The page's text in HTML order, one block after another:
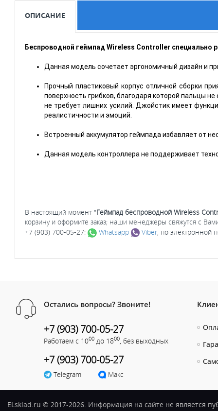
ОПИСАНИЕ
Беспроводной геймпад Wireless Controller специально
Данная модель сочетает эргономичный дизайн и
Прочный пластиковый корпус отличной сборки
поверхность грибков, благодаря которой пальцы
не требует лишних усилий. Джойстик имеет
реалистичности и эмоций.
Встроенный аккумулятор геймпада избавляет от
Данная модель контроллера не поддерживает
В настоящий момент "Геймпад беспроводной Wireless
корзину и оформите заказ; наши менеджеры свяжутся с
+7 (903) 700-05-27:
Whatsapp Viber, по электронной
Остались вопросы? Звоните!
+7 (903) 700-05-27
Работаем с 1000 до 1800 , без выходных
+7 (903) 700-05-27
Telegram Макс
ELsklad.ru © 2017-2026. Информация на сайте не является